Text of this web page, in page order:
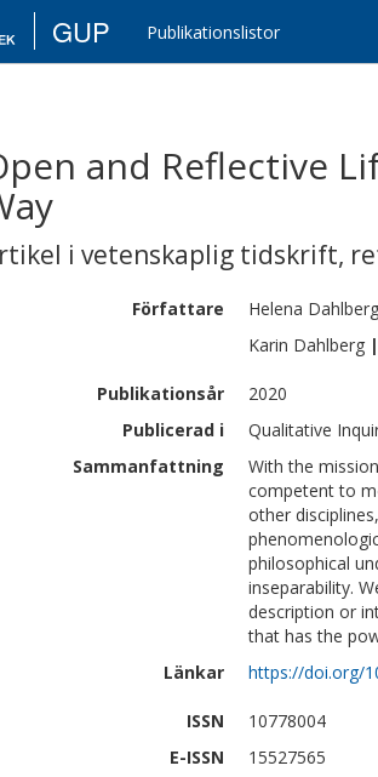
GUP Publikationslistor
and Reflective
i vetenskaplig tidskrift,
Författare Helena Dahlberg
Karin Dahlberg |
Publikationsår
2020
Publicerad i
Qualitative
Sammanfattning
With the
competent to
other
philosophical
inseparability.
description or
that has the
Länkar
https://doi.org/
ISSN
10778004
E-ISSN
15527565